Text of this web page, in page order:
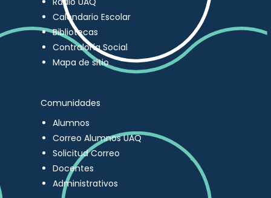
Calendario Escolar
Bibliotecas
Contraloría Social
Mapa de sitio
Comunidades
Alumnos
Correo Alumnos UAQ
Solicitud Correo
Docentes
Administrativos